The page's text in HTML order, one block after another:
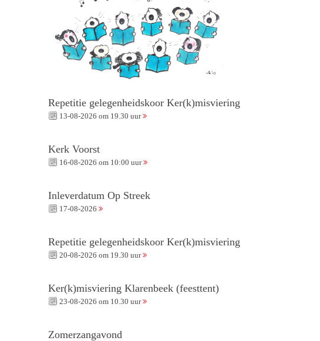
Repetitie gelegenheidskoor Ker(k)misviering
13-08-2026 om 19.30 uur
Kerk Voorst
16-08-2026 om 10:00 uur
Inleverdatum Op Streek
17-08-2026
Repetitie gelegenheidskoor Ker(k)misviering
20-08-2026 om 19.30 uur
Ker(k)misviering Klarenbeek (feesttent)
23-08-2026 om 10.30 uur
Zomerzangavond